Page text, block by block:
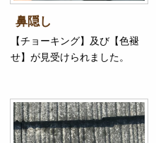
鼻隠し
【チョーキング】及び【色褪
せ】が見受けられました。